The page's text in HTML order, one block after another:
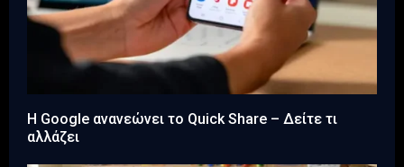
Η Google ανανεώνει το Quick Share – Δείτε τι
αλλάζει